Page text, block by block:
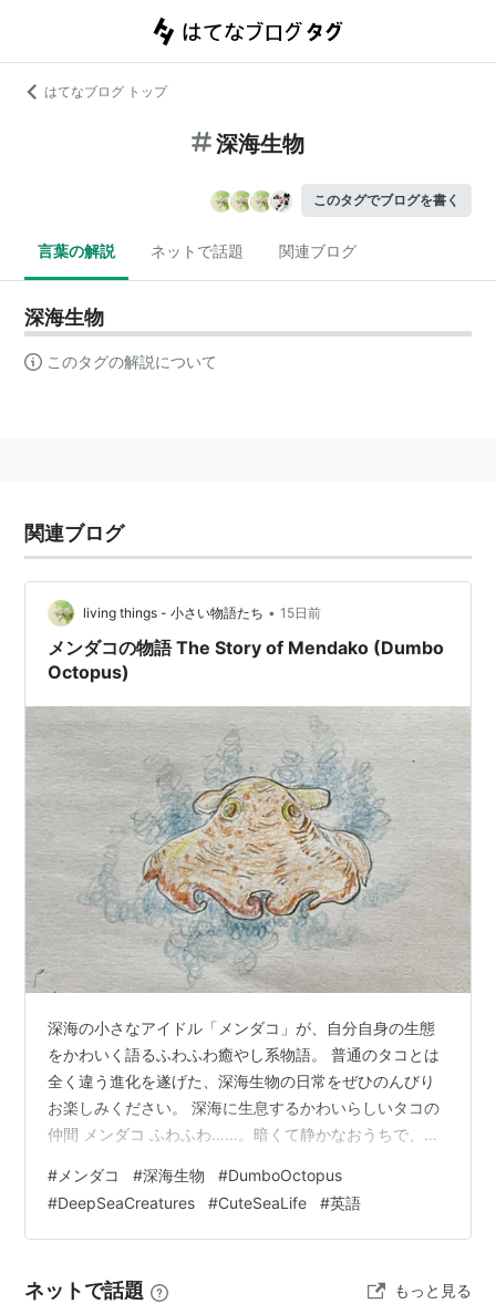
はてなブログ トップ
深海生物
このタグでブログを書く
言葉の解説 ネットで話題 関連ブログ
深海生物
このタグの解説について
関連ブログ
living things - 小さい物語たち • 15日前
メンダコの物語 The Story of Mendako (Dumbo
Octopus)
深海の小さなアイドル「メンダコ」が、自分自身の生態
をかわいく語るふわふわ癒やし系物語。 普通のタコとは
全く違う進化を遂げた、深海生物の日常をぜひのんびり
お楽しみください。 深海に生息するかわいらしいタコの
仲間 メンダコ ふわふわ……。暗くて静かなおうちで、ぼ
and quiet home, I am relaxing again today. 「こんにち
は、みんな！ ぼくはメンダコだよ。 "Hello everyone!
I'm Mendako. 学名はOpisthoteuthis depressaっていう
#メンダコ #深海生物 #DumboOctopus
#DeepSeaCreatures #CuteSeaLife #英語
ネットで話題 もっと見る